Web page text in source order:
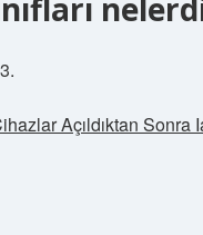
Açıldıktan Sonra